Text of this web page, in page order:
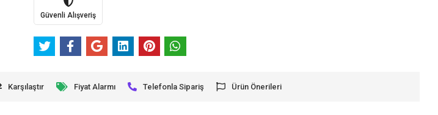
Güvenli Alışveriş
Karşılaştır Fiyat Alarmı Telefonla Sipariş Ürün Önerileri